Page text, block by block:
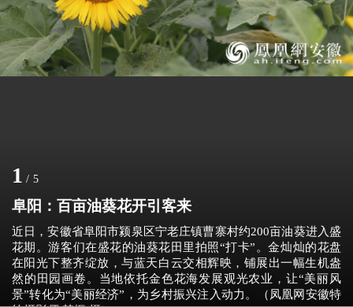
1 / 5
阜阳：百亩油葵花开引客来
近日，安徽省阜阳市颍泉区宁老庄镇曹寨村约200亩油葵进入盛
花期。游客们在盛花的油葵花田里拍照“打卡”。金灿灿的花盘
在阳光下整齐绽放，与蓝天白云交相辉映，铺展出一幅生机盎
然的田园画卷。当地依托金色花海发展观光农业，让“美丽风
景”转化为“美丽经济”，为乡村振兴注入动力。（凤凰网安徽特